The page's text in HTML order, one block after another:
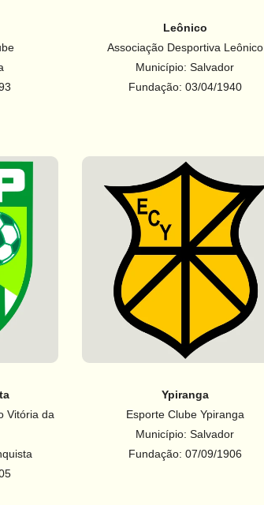
Leônico
Associação Desportiva Leônico
Município: Salvador
Fundação: 03/04/1940
Vitória da
Ypiranga
Esporte Clube Ypiranga
Município: Salvador
Fundação: 07/09/1906